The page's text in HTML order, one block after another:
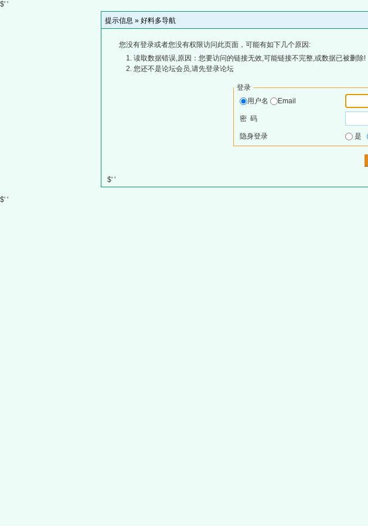
$' '
提示信息 » 好料多导航
您没有登录或者您没有权限访问此页面，可能有如下几个原因:
读取数据错误,原因：您要访问的链接无效,可能链接不完整,或数据已被删除!
您还不是论坛会员,请先登录论坛
登录
用户名
Email
密 码
隐身登录 是
$' '
$' '